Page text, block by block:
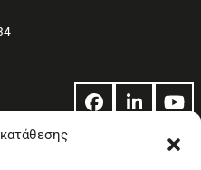
Facebook
LinkedIn